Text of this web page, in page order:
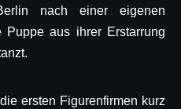
nach einer eigenen
aus ihrer Erstarrung
ersten Figurenfirmen kurz